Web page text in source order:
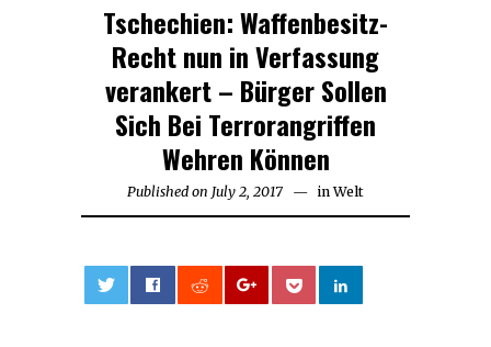
Tschechien: Waffenbesitz-
Recht nun in Verfassung
verankert – Bürger Sollen
Sich Bei Terrorangriffen
Wehren Können
Published on July 2, 2017 July
in Welt